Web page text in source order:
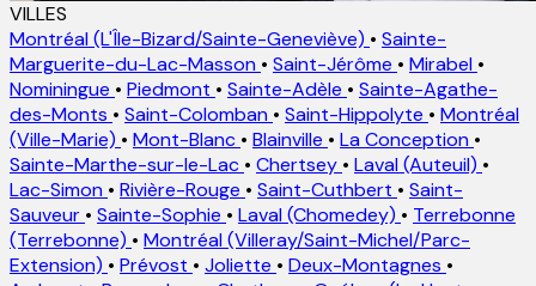
VILLES
Montréal (L'Île-Bizard/Sainte-Geneviève) • Sainte-
Marguerite-du-Lac-Masson • Saint-Jérôme • Mirabel •
Nominingue • Piedmont • Sainte-Adèle • Sainte-Agathe-
des-Monts • Saint-Colomban • Saint-Hippolyte • Montréal
(Ville-Marie) • Mont-Blanc • Blainville • La Conception •
Sainte-Marthe-sur-le-Lac • Chertsey • Laval (Auteuil) •
Lac-Simon • Rivière-Rouge • Saint-Cuthbert • Saint-
Sauveur • Sainte-Sophie • Laval (Chomedey) • Terrebonne
(Terrebonne) • Montréal (Villeray/Saint-Michel/Parc-
Extension) • Prévost • Joliette • Deux-Montagnes •